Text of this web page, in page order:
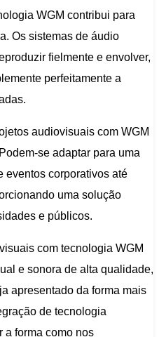
WGM contribui para
Os sistemas de áudio
fielmente e envolver,
perfeitamente a
audiovisuais com WGM
se adaptar para uma
eventos corporativos até
uma solução
e públicos.
com tecnologia WGM
e sonora de alta qualidade,
apresentado da forma mais
de tecnologia
a forma como nos